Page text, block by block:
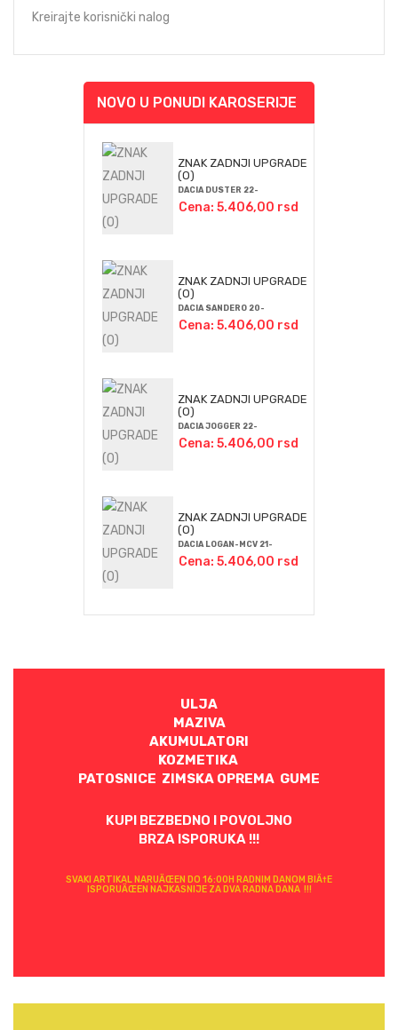
Kreirajte korisnički nalog
NOVO U PONUDI KAROSERIJE
ZNAK ZADNJI UPGRADE
(O)
DACIA DUSTER 22-
Cena: 5.406,00 rsd
ZNAK ZADNJI UPGRADE
(O)
DACIA SANDERO 20-
Cena: 5.406,00 rsd
ZNAK ZADNJI UPGRADE
(O)
DACIA JOGGER 22-
Cena: 5.406,00 rsd
ZNAK ZADNJI UPGRADE
(O)
DACIA LOGAN-MCV 21-
Cena: 5.406,00 rsd
ULJA
MAZIVA
AKUMULATORI
KOZMETIKA
PATOSNICE ZIMSKA OPREMA GUME
KUPI BEZBEDNO I POVOLJNO
BRZA ISPORUKA !!!
SVAKI ARTIKAL NARUÄŒEN DO 16:00H RADNIM DANOM BIÄ†E
ISPORUÄŒEN NAJKASNIJE ZA DVA RADNA DANA !!!